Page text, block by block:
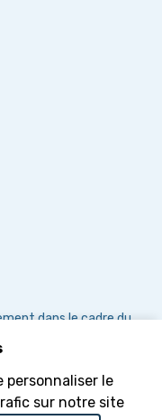
personnaliser le
sur notre site
dans le cadre du